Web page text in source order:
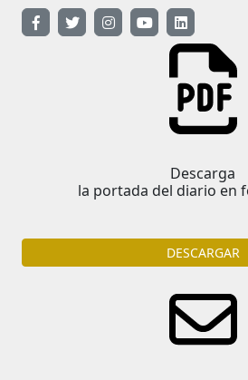
Descarga
la portada del diario en
DESCARGAR